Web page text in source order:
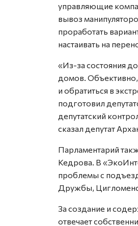
управляющие
вывоз
проработать
настаивать на
«Из-за состояния
домов. Объективно,
и обратиться в
подготовил
депутатский
сказал депутат
Парламентарий
Кедрова. В
проблемы с
Дружбы,
За создание и
отвечает